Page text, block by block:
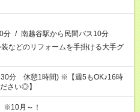
分 / 南越谷駅から民間バス10分
などのリフォームを手掛ける大手グ
30分 休憩1時間) ※【週5もOK♪16時
さい◎】
※10月～！